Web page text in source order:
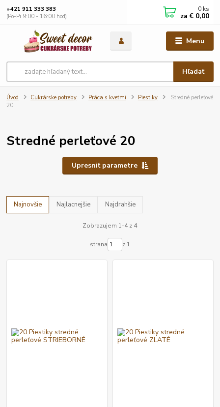
Menu
Hľadať
+421 911 333 383
(Po-Pi 9:00 - 16:00 hod)
0 ks
za € 0,00
Úvod Cukrárske potreby Práca s kvetmi Piestiky
Stredné perleťové
20
Stredné perleťové 20
Upresniť parametre
Najnovšie Najlacnejšie Najdrahšie
Zobrazujem 1-4 z 4
strana z 1